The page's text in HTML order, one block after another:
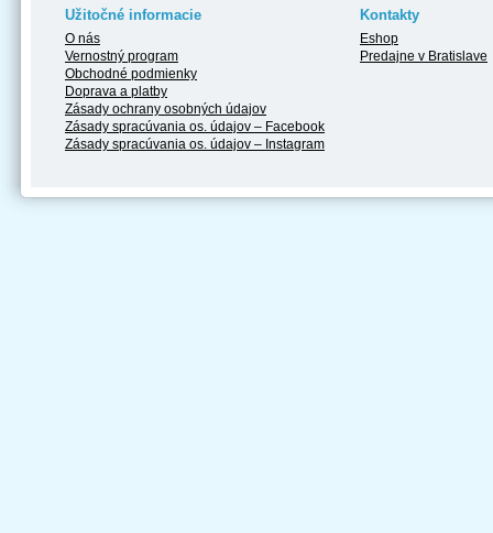
Užitočné informacie Kontakty
O nás
Vernostný program
Obchodné podmienky
Doprava a platby
Zásady ochrany osobných údajov
Zásady spracúvania os. údajov – Facebook
Zásady spracúvania os. údajov – Instagram
Eshop
Predajne v Bratislave